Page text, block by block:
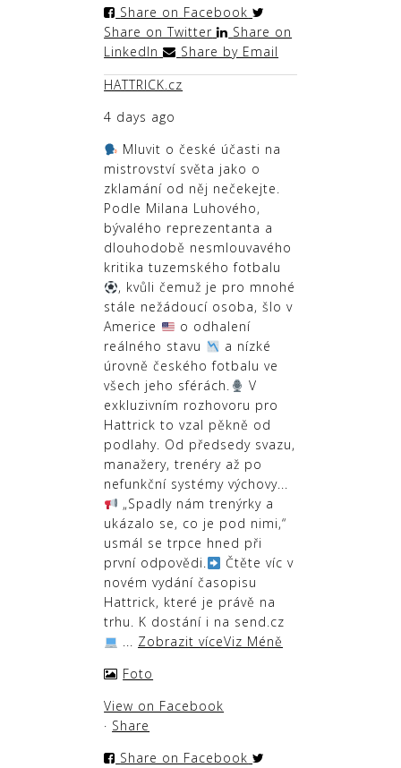
Share on Facebook
Share on Twitter
Share on
LinkedIn
Share by Email
HATTRICK.cz
4 days ago
Mluvit o české účasti na
mistrovství světa jako o
zklamání od něj nečekejte.
Podle Milana Luhového,
bývalého reprezentanta a
dlouhodobě nesmlouvavého
kritika tuzemského fotbalu
, kvůli čemuž je pro mnohé
stále nežádoucí osoba, šlo v
Americe
o odhalení
reálného stavu
a nízké
úrovně českého fotbalu ve
všech jeho sférách.
V
exkluzivním rozhovoru pro
Hattrick to vzal pěkně od
podlahy. Od předsedy svazu,
manažery, trenéry až po
nefunkční systémy výchovy...
„Spadly nám trenýrky a
ukázalo se, co je pod nimi,“
usmál se trpce hned při
první odpovědi.
Čtěte víc v
novém vydání časopisu
Hattrick, které je právě na
trhu. K dostání i na send.cz
... Zobrazit víceViz Méně
Foto
View on Facebook
· Share
Share on Facebook